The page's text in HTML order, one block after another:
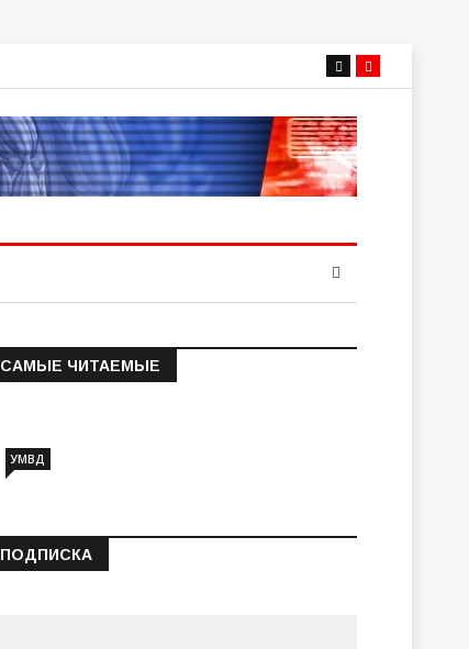
САМЫЕ ЧИТАЕМЫЕ
Информация о состоянии
УМВД
ПОДПИСКА